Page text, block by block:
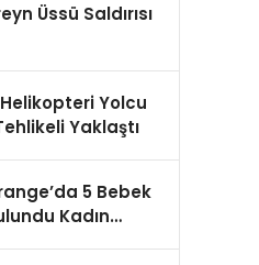
Üssü Saldırısı
Helikopteri Yolcu
Yaklaştı
5 Bebek
Kadın